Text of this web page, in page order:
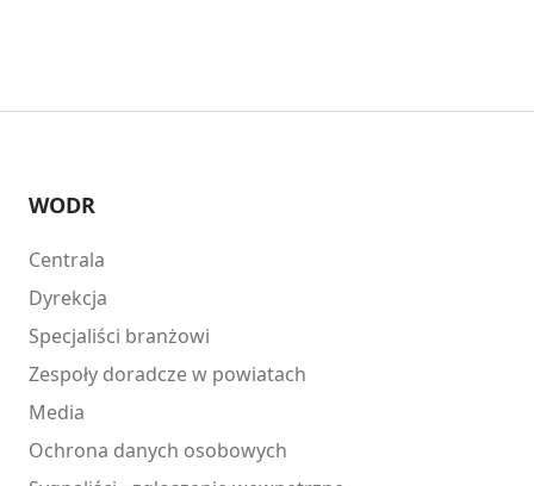
WODR
Centrala
Dyrekcja
Specjaliści branżowi
Zespoły doradcze w powiatach
Media
Ochrona danych osobowych